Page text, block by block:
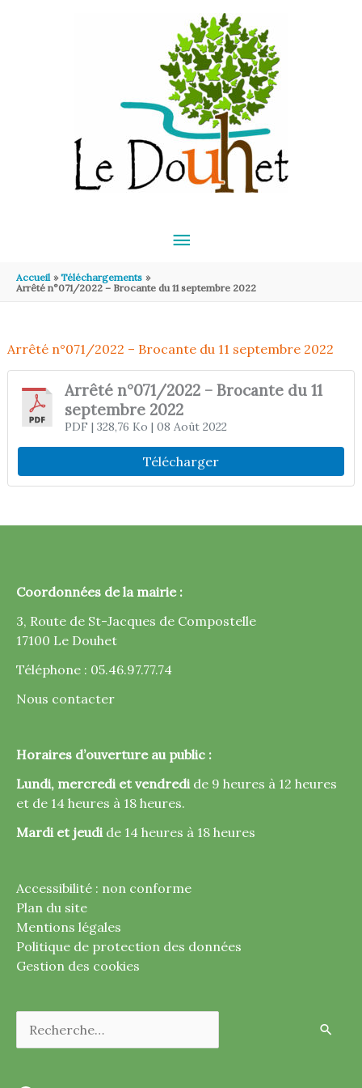
MENU
PRINCIPAL
Accueil
Téléchargements
Arrêté n°071/2022 – Brocante du 11 septembre 2022
Arrêté n°071/2022 – Brocante du 11 septembre 2022
Arrêté n°071/2022 – Brocante du 11
septembre 2022
PDF | 328,76 Ko | 08 Août 2022
Télécharger
Coordonnées de la mairie :
3, Route de St-Jacques de Compostelle
17100 Le Douhet
Téléphone : 05.46.97.77.74
Nous contacter
Horaires d’ouverture au public :
Lundi, mercredi et vendredi de 9 heures à 12 heures
et de 14 heures à 18 heures.
Mardi et jeudi de 14 heures à 18 heures
Accessibilité : non conforme
Plan du site
Mentions légales
Politique de protection des données
Gestion des cookies